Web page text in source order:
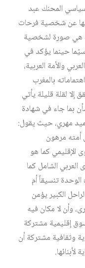
المحنك عبد
عن شخصية فرحات
هي صورة لشخصية
حينما يؤكد في
والأمة العربية،
بالمغرب
إلا لقلة قليلة يأتي
بما جاء في شهادة
مهري، حيث يقول:
أمته مرهون
الإقليمي كما هو
العربي الشامل كما
تنسيقاً أم
الكبير يؤمن
وأن لا مكان فيه
إقليمية مشتركة
وثقافية مشتركة أن